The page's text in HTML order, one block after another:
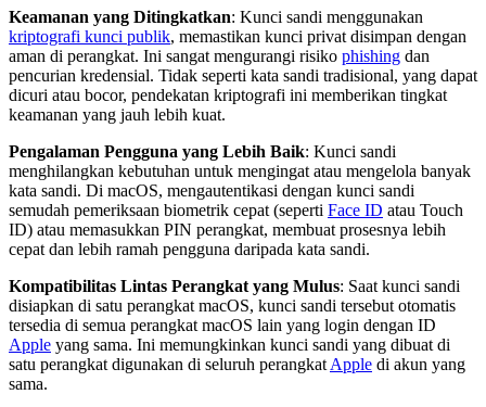
Keamanan yang Ditingkatkan: Kunci sandi menggunakan
kriptografi kunci publik, memastikan kunci privat disimpan dengan
aman di perangkat. Ini sangat mengurangi risiko phishing dan
pencurian kredensial. Tidak seperti kata sandi tradisional, yang dapat
dicuri atau bocor, pendekatan kriptografi ini memberikan tingkat
keamanan yang jauh lebih kuat.
Pengalaman Pengguna yang Lebih Baik: Kunci sandi
menghilangkan kebutuhan untuk mengingat atau mengelola banyak
kata sandi. Di macOS, mengautentikasi dengan kunci sandi
semudah pemeriksaan biometrik cepat (seperti Face ID atau Touch
ID) atau memasukkan PIN perangkat, membuat prosesnya lebih
cepat dan lebih ramah pengguna daripada kata sandi.
Kompatibilitas Lintas Perangkat yang Mulus: Saat kunci sandi
disiapkan di satu perangkat macOS, kunci sandi tersebut otomatis
tersedia di semua perangkat macOS lain yang login dengan ID
Apple yang sama. Ini memungkinkan kunci sandi yang dibuat di
satu perangkat digunakan di seluruh perangkat Apple di akun yang
sama.